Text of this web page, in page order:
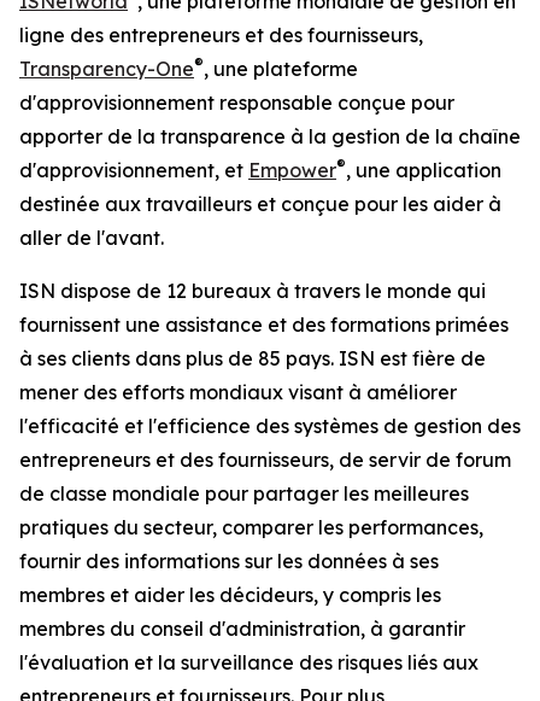
ligne des entrepreneurs et des fournisseurs,
Transparency-One®, une plateforme
d'approvisionnement responsable conçue pour
apporter de la transparence à la gestion de la chaîne
d'approvisionnement, et Empower®, une application
destinée aux travailleurs et conçue pour les aider à
aller de l'avant.
ISN dispose de 12 bureaux à travers le monde qui
fournissent une assistance et des formations primées
à ses clients dans plus de 85 pays. ISN est fière de
mener des efforts mondiaux visant à améliorer
l'efficacité et l'efficience des systèmes de gestion des
entrepreneurs et des fournisseurs, de servir de forum
de classe mondiale pour partager les meilleures
pratiques du secteur, comparer les performances,
fournir des informations sur les données à ses
membres et aider les décideurs, y compris les
membres du conseil d'administration, à garantir
l'évaluation et la surveillance des risques liés aux
entrepreneurs et fournisseurs. Pour plus